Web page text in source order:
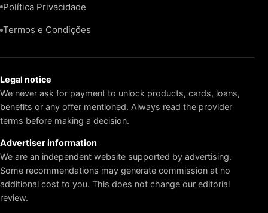
Política Privacidade
Termos e Condições
Legal notice
We never ask for payment to unlock products, cards, loans,
benefits or any offer mentioned. Always read the provider
terms before making a decision.
Advertiser information
We are an independent website supported by advertising.
Some recommendations may generate commission at no
additional cost to you. This does not change our editorial
review.